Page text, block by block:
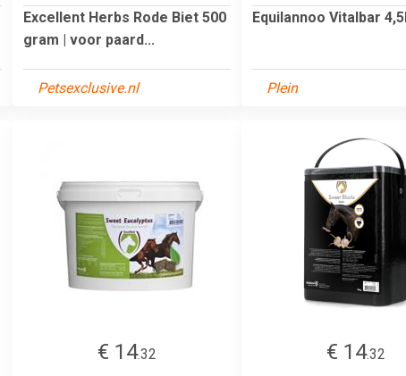
Excellent Herbs Rode Biet 500
gram | voor paard...
Petsexclusive.nl
Equilannoo Vitalbar
Plein
€ 14.32
€ 14.32